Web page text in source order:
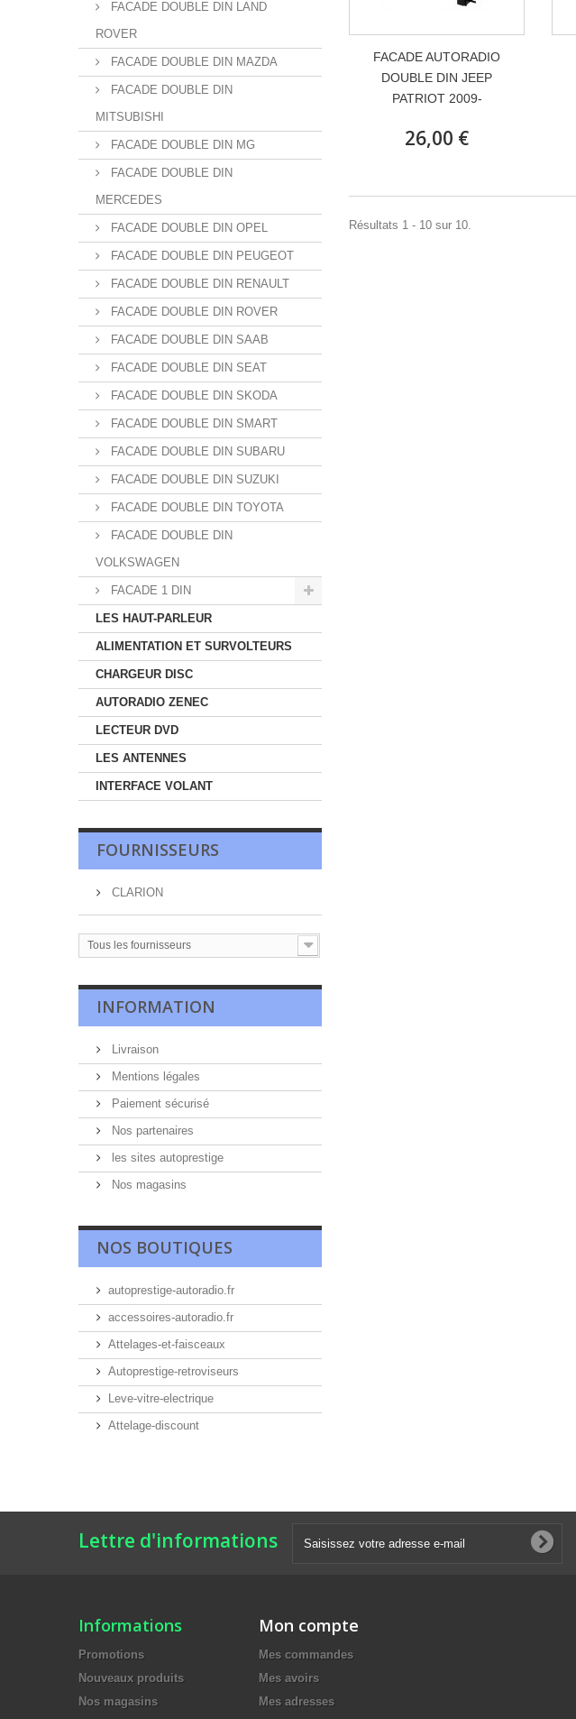
FACADE DOUBLE DIN LAND
ROVER
FACADE DOUBLE DIN MAZDA
FACADE DOUBLE DIN
MITSUBISHI
FACADE DOUBLE DIN MG
FACADE DOUBLE DIN
MERCEDES
FACADE DOUBLE DIN OPEL
FACADE DOUBLE DIN PEUGEOT
FACADE DOUBLE DIN RENAULT
FACADE DOUBLE DIN ROVER
FACADE DOUBLE DIN SAAB
FACADE DOUBLE DIN SEAT
FACADE DOUBLE DIN SKODA
FACADE DOUBLE DIN SMART
FACADE DOUBLE DIN SUBARU
FACADE DOUBLE DIN SUZUKI
FACADE DOUBLE DIN TOYOTA
FACADE DOUBLE DIN
VOLKSWAGEN
FACADE 1 DIN
LES HAUT-PARLEUR
ALIMENTATION ET SURVOLTEURS
CHARGEUR DISC
AUTORADIO ZENEC
LECTEUR DVD
LES ANTENNES
INTERFACE VOLANT
FOURNISSEURS
CLARION
Tous les fournisseurs
INFORMATION
Livraison
Mentions légales
Paiement sécurisé
Nos partenaires
les sites autoprestige
Nos magasins
NOS BOUTIQUES
autoprestige-autoradio.fr
accessoires-autoradio.fr
Attelages-et-faisceaux
Autoprestige-retroviseurs
Leve-vitre-electrique
Attelage-discount
FACADE AUTORADIO
DOUBLE DIN JEEP
PATRIOT 2009-
26,00 €
Résultats 1 - 10 sur 10.
Lettre d'informations
Informations
Promotions
Nouveaux produits
Nos magasins
Mon compte
Mes commandes
Mes avoirs
Mes adresses